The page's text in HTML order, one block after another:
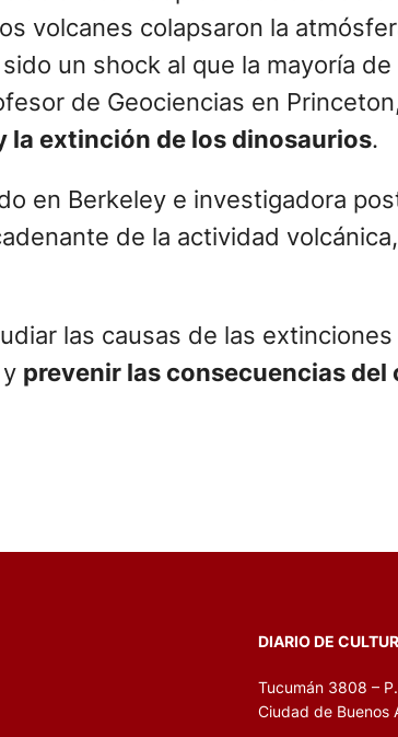
volcanes colapsaron la
un shock al que la mayoría
de Geociencias en
la extinción de los dinosaurios.
en Berkeley e investigadora
de la actividad
las causas de las extinciones
prevenir las consecuencias
DIARIO DE
Tucumán 3808 –
Ciudad de Buenos